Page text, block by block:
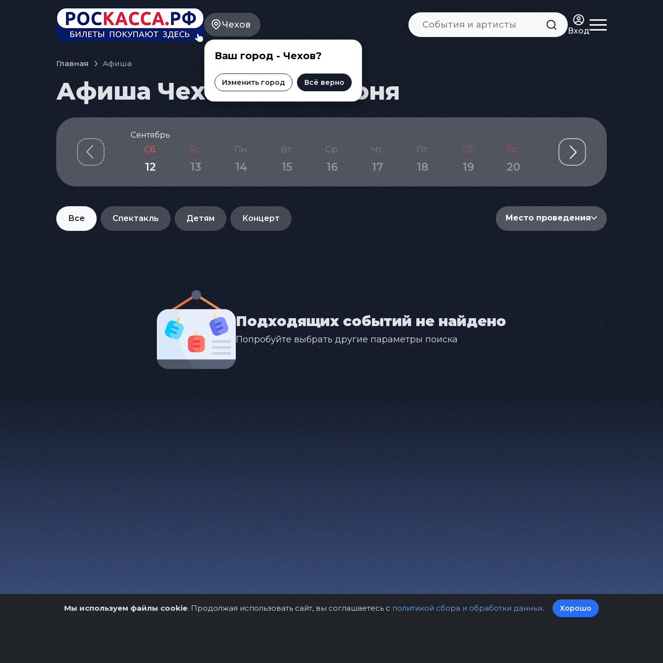
Чехов
Ваш город - Чехов?
Изменить город Всё верно
Вход
Главная Афиша
Афиша Чехова на 20 июня
Сентябрь
Сб.
12
Вс.
13
Пн.
14
Вт.
15
Ср.
16
Чт.
17
Пт.
18
Сб.
19
Вс.
20
Пн.
21 22
Все Спектакль Детям Концерт Место проведения
Подходящих событий не найдено
Попробуйте выбрать другие параметры поиска
Мы используем файлы cookie. Продолжая использовать сайт, вы соглашаетесь с политикой сбора и обработки данных. Хорошо